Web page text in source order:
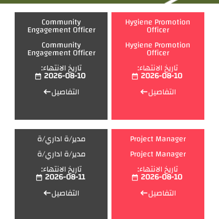
Hygiene Promotion
Officer
Hygiene Promotion
Officer
تاريخ الانتهاء:
2026-08-10
date_range
التفاصيلwest
Community
Engagement Officer
Community
Engagement Officer
تاريخ الانتهاء:
2026-08-10
date_range
التفاصيلwest
Project Manager
Project Manager
تاريخ الانتهاء:
2026-08-10
date_range
التفاصيلwest
مدير/ة اداري/ة
مدير/ة اداري/ة
تاريخ الانتهاء:
2026-08-11
date_range
التفاصيلwest